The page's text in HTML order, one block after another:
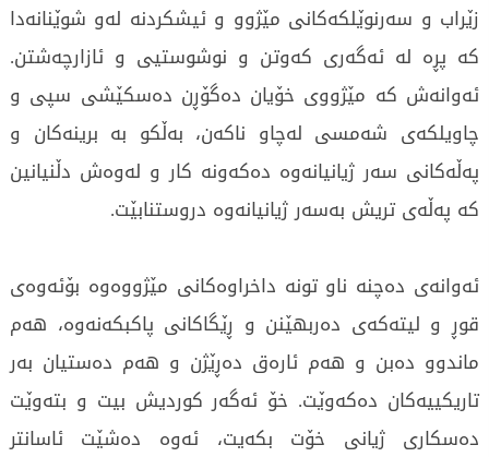
زێراب و سەرنوێلكەكانی مێژوو و ئیشكردنە لەو شوێنانەدا
كە پڕە لە ئەگەری كەوتن و نوشوستیی و ئازارچەشتن.
ئەوانەش كە مێژووی خۆیان دەگۆڕن دەسكێشی سپی و
چاویلكەی شەمسی لەچاو ناكەن، بەڵكو بە برینەكان و
پەڵەكانی سەر ژیانیانەوە دەكەونە كار و لەوەش دڵنیانین
كە پەڵەی تریش بەسەر ژیانیانەوە دروستنابێت.
ئەوانەی دەچنە ناو تونە داخراوەكانی مێژووەوە بۆئەوەی
قوڕ و لیتەكەی دەربھێنن و ڕێگاكانی پاكبكەنەوە، ھەم
ماندوو دەبن و ھەم ئارەق دەڕێژن و ھەم دەستیان بەر
تاریكییەكان دەكەوێت. خۆ ئەگەر كوردیش بیت و بتەوێت
دەسكاری ژیانی خۆت بكەیت، ئەوە دەشێت ئاسانتر